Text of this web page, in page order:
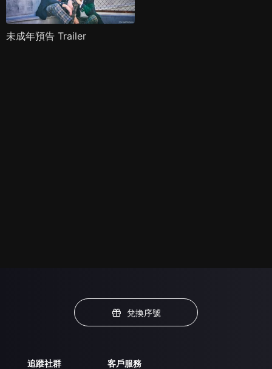
未成年預告 Trailer
兌換序號
追蹤社群 客戶服務